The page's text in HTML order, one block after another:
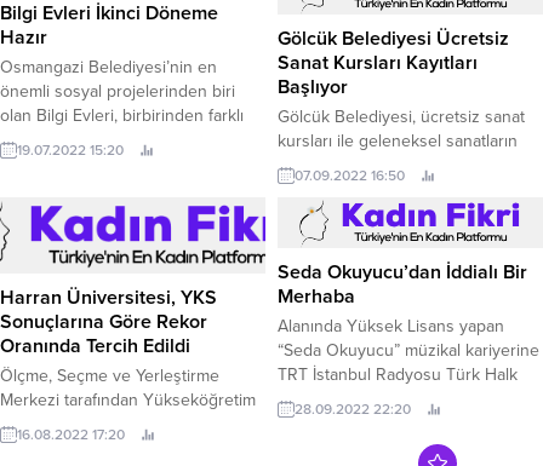
Bilgi Evleri İkinci Döneme
Hazır
Osmangazi Belediyesi’nin en
önemli sosyal projelerinden biri
olan Bilgi Evleri, birbirinden farklı
eğitim programıyla yüzlerce
vatandaşa hizmet veriyor.
19.07.2022 15:20
Gölcük Belediyesi Ücretsiz
Sanat Kursları Kayıtları
Başlıyor
Gölcük Belediyesi, ücretsiz sanat
kursları ile geleneksel sanatların
yaşatılmasına da katkı sağlıyor.
07.09.2022 16:50
Harran Üniversitesi, YKS
Sonuçlarına Göre Rekor
Oranında Tercih Edildi
Ölçme, Seçme ve Yerleştirme
Merkezi tarafından Yükseköğretim
Kurumları Sınavı 2022 –YKS
yerleştirme sonuçları açıklandı.
16.08.2022 17:20
Seda Okuyucu’dan İddialı Bir
Merhaba
Alanında Yüksek Lisans yapan
“Seda Okuyucu” müzikal kariyerine
TRT İstanbul Radyosu Türk Halk
Müziği Gençlik Korosu’nda başladı.
28.09.2022 22:20